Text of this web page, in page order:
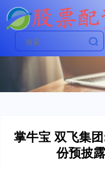
掌牛宝 双飞集
份预披